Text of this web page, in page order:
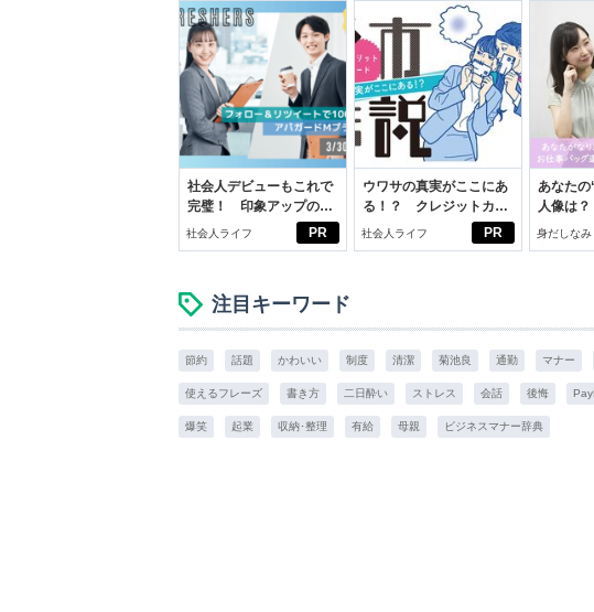
PR
社会人デビューもこれで
完璧！ 印象アップのセ
ルフプロデュース術
社会人ライフ PR
ウワサの真実がここにあ
る！？ クレジットカー
ドの都市伝説
社会人ライフ
あなたの
人像は
びから
身だしなみ
スアイテム
注目キーワード
節約 話題 かわいい 制度 清潔 菊池良 通勤 マナー
使えるフレーズ 書き方 二日酔い ストレス 会話 後悔
爆笑 起業 収納･整理 有給 母親 ビジネスマナー辞典